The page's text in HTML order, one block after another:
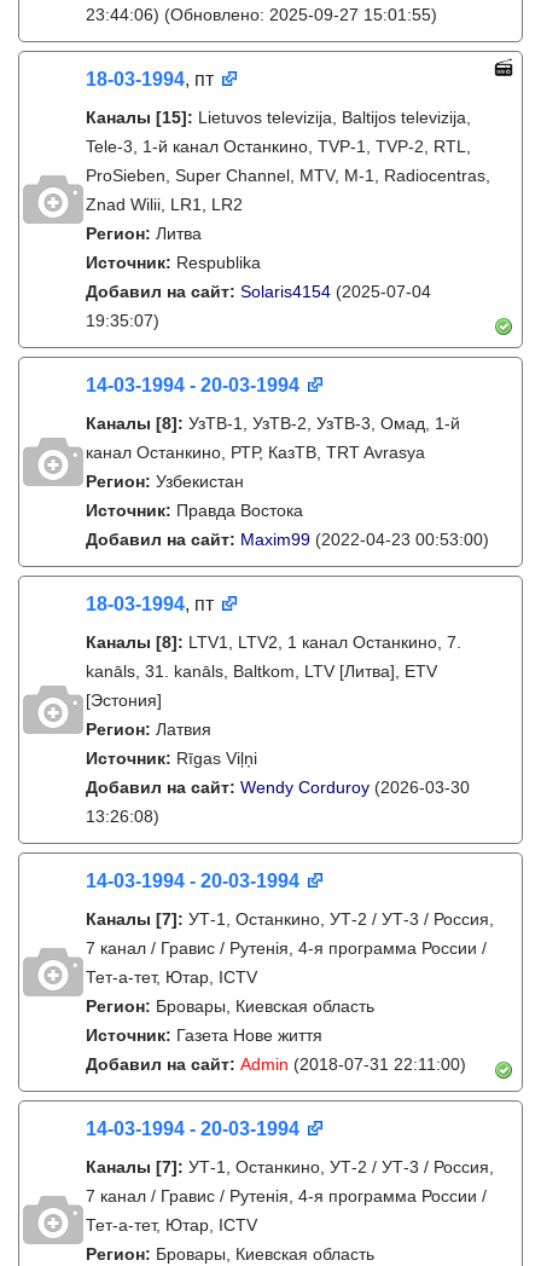
23:44:06) (Обновлено: 2025-09-27 15:01:55)
18-03-1994, пт
Каналы [15]: Lietuvos televizija, Baltijos televizija,
Tele-3, 1-й канал Останкино, TVP-1, TVP-2, RTL,
ProSieben, Super Channel, MTV, M-1, Radiocentras,
Znad Wilii, LR1, LR2
Регион: Литва
Источник: Respublika
Добавил на сайт: Solaris4154 (2025-07-04
19:35:07)
14-03-1994 - 20-03-1994
Каналы [8]: УзТВ-1, УзТВ-2, УзТВ-3, Омад, 1-й
канал Останкино, РТР, КазТВ, TRT Avrasya
Регион: Узбекистан
Источник: Правда Востока
Добавил на сайт: Maxim99 (2022-04-23 00:53:00)
18-03-1994, пт
Каналы [8]: LTV1, LTV2, 1 канал Останкино, 7.
kanāls, 31. kanāls, Baltkom, LTV [Литва], ETV
[Эстония]
Регион: Латвия
Источник: Rīgas Viļņi
Добавил на сайт: Wendy Corduroy (2026-03-30
13:26:08)
14-03-1994 - 20-03-1994
Каналы [7]: УТ-1, Останкино, УТ-2 / УТ-3 / Россия,
7 канал / Гравис / Рутенія, 4-я программа России /
Тет-а-тет, Ютар, ICTV
Регион: Бровары, Киевская область
Источник: Газета Нове життя
Добавил на сайт: Admin (2018-07-31 22:11:00)
14-03-1994 - 20-03-1994
Каналы [7]: УТ-1, Останкино, УТ-2 / УТ-3 / Россия,
7 канал / Гравис / Рутенія, 4-я программа России /
Тет-а-тет, Ютар, ICTV
Регион: Бровары, Киевская область